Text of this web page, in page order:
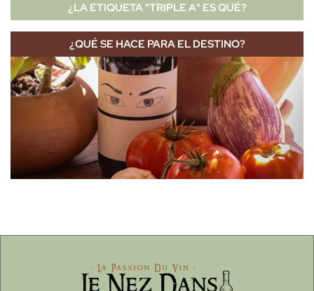
¿LA ETIQUETA "TRIPLE A" ES QUÉ?
¿QUÉ SE HACE PARA EL DESTINO?